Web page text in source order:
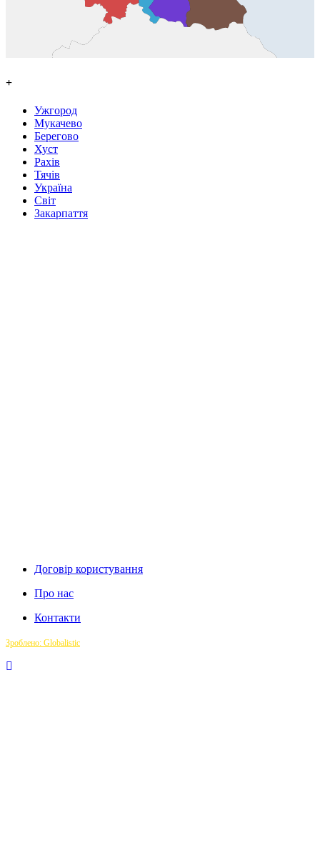
+
Ужгород
Мукачево
Берегово
Хуст
Рахів
Тячів
Україна
Світ
Закарпаття
Договір користування
Про нас
Контакти
Зроблено: Globalistic